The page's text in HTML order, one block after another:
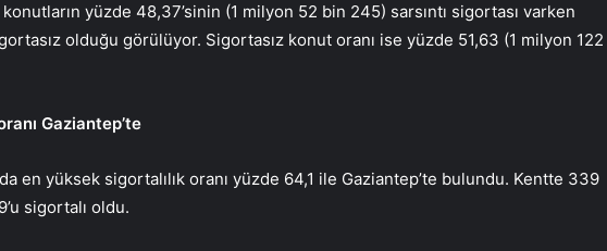
yüzde 48,37’sinin (1 milyon 52 bin 245) sarsıntı sigortası varken
olduğu görülüyor. Sigortasız konut oranı ise yüzde 51,63 (1 milyon 122
Gaziantep’te
en yüksek sigortalılık oranı yüzde 64,1 ile Gaziantep’te bulundu. Kentte 339
sigortalı oldu.